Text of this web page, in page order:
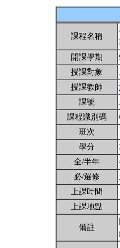
課程名稱
開課學期
授課對象
授課教師
課號
課程識別碼
班次
學分
全/半年
必/選修
上課時間
上課地點
備註